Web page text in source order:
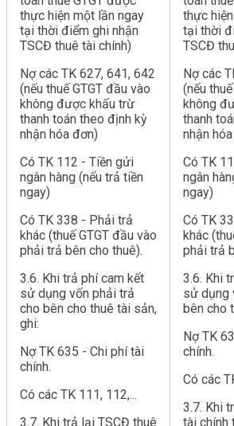
thực hiện một lần ngay
tại thời điểm ghi nhận
TSCĐ thuê tài chính)
Nợ các TK 627, 641, 642
(nếu thuế GTGT đầu vào
không được khấu trừ
thanh toán theo định kỳ
nhận hóa đơn)
Có TK 112 - Tiền gửi
ngân hàng (nếu trả tiền
ngay)
Có TK 338 - Phải trả
khác (thuế GTGT đầu vào
phải trả bên cho thuê).
3.6. Khi trả phí cam kết
sử dụng vốn phải trả
cho bên cho thuê tài sản,
ghi:
Nợ TK 635 - Chi phí tài
chính.
Có các TK 111, 112,...
3.7. Khi trả lại TSCĐ thuê
thực
tại thời
TSCĐ
Nợ các
(nếu
không
thanh
nhận
Có TK
ngân
ngay)
Có TK
khác
phải trả
3.6. Khi
sử dụng
bên cho
Nợ TK
chính.
Có các
3.7. Khi
tài chính